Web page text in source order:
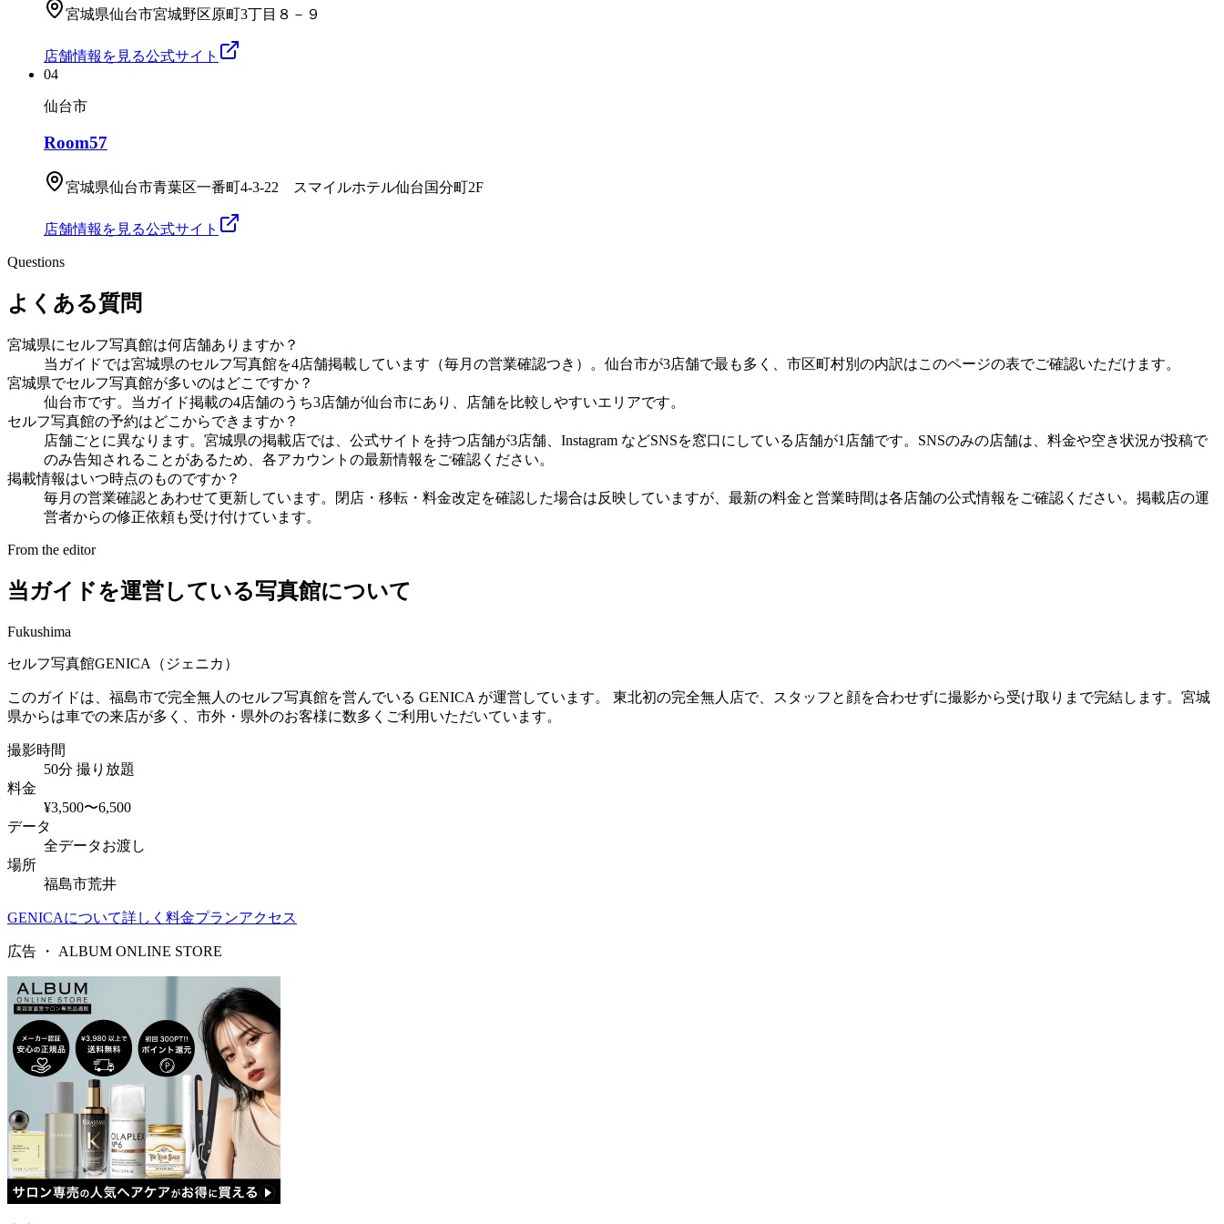
宮城県仙台市宮城野区原町3丁目８－９
店舗情報を見る公式サイト
04
仙台市
Room57
宮城県仙台市青葉区一番町4-3-22 スマイルホテル仙台国分町2F
店舗情報を見る公式サイト
Questions
よくある質問
宮城県にセルフ写真館は何店舗ありますか？
当ガイドでは宮城県のセルフ写真館を4店舗掲載しています（毎月の営業確認つき）。仙台市が3店舗で最も多く、市区町村別の内訳はこのページの表でご確認いただけます。
宮城県でセルフ写真館が多いのはどこですか？
仙台市です。当ガイド掲載の4店舗のうち3店舗が仙台市にあり、店舗を比較しやすいエリアです。
セルフ写真館の予約はどこからできますか？
店舗ごとに異なります。宮城県の掲載店では、公式サイトを持つ店舗が3店舗、Instagram などSNSを窓口にしている店舗が1店舗です。SNSのみの店舗は、料金や空き状況が投稿で
のみ告知されることがあるため、各アカウントの最新情報をご確認ください。
掲載情報はいつ時点のものですか？
毎月の営業確認とあわせて更新しています。閉店・移転・料金改定を確認した場合は反映していますが、最新の料金と営業時間は各店舗の公式情報をご確認ください。掲載店の運
営者からの修正依頼も受け付けています。
From the editor
当ガイドを運営している写真館について
Fukushima
セルフ写真館GENICA（ジェニカ）
このガイドは、福島市で完全無人のセルフ写真館を営んでいる GENICA が運営しています。 東北初の完全無人店で、スタッフと顔を合わせずに撮影から受け取りまで完結します。 宮城
県からは車での来店が多く、市外・県外のお客様に数多くご利用いただいています。
撮影時間
50分 撮り放題
料金
¥3,500〜6,500
データ
全データお渡し
場所
福島市荒井
GENICAについて詳しく 料金プランアクセス
広告 ・ ALBUM ONLINE STORE